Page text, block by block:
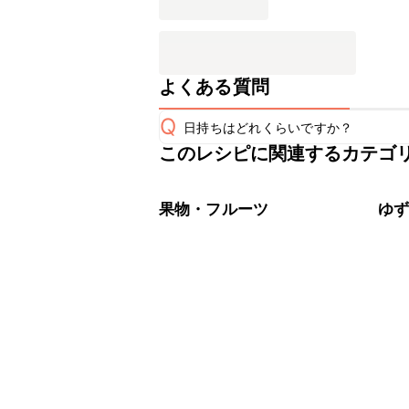
よくある質問
Q 日持ちはどれくらいですか？
保存期間は冷蔵で翌日中が目安です
※日持ちは目安です。
このレシピに関連するカテゴ
果物・フルーツ ゆず